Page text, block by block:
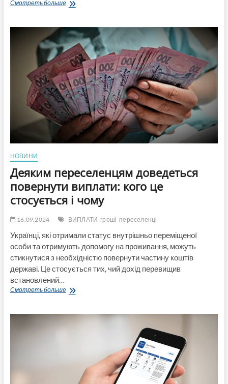
Смотреть большеДодаткова
для
переселенців:
як
отримати
та
куди
можна
витратити
НОВИНИ
Деяким переселенцям доведеться
повернути виплати: кого це
стосується і чому
16.09.2024 ВИПЛАТИ гроші переселенці
Українці, які отримали статус внутрішньо переміщеної
особи та отримують допомогу на проживання, можуть
стикнутися з необхідністю повернути частину коштів
державі. Це стосується тих, чий дохід перевищив
встановлений…
Смотреть большеДеяким
повернути